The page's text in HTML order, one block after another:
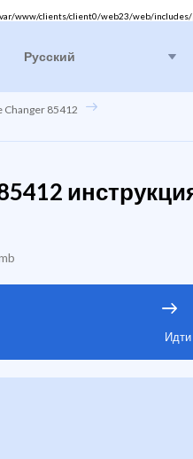
www/clients/client0/web23/web/includes/
Русский
Changer 85412
Идти